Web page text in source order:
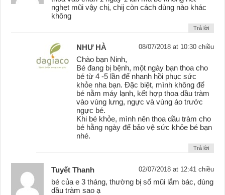
nghẹt mũi vậy chị, chij còn cách dùng nào khác
không
Trả lời
NHƯ HÀ 08/07/2018 at 10:30 chiều
Chào bạn Ninh,
Bé đang bị bệnh, một ngày bạn thoa cho
bé từ 4 -5 lần để nhanh hồi phục sức
khỏe nha bạn. Đặc biệt, mình không để
bé nằm máy lạnh, kết hợp thoa dầu tràm
vào vùng lưng, ngực và vùng áo trước
ngực bé.
Khi bé khỏe, mình nên thoa dầu tràm cho
bé hằng ngày để bảo vệ sức khỏe bé bạn
nhé.
Trả lời
Tuyết Thanh 02/07/2018 at 12:41 chiều
bé của e 3 tháng, thường bị sổ mũi lắm bác, dùng
dầu tràm sao ạ